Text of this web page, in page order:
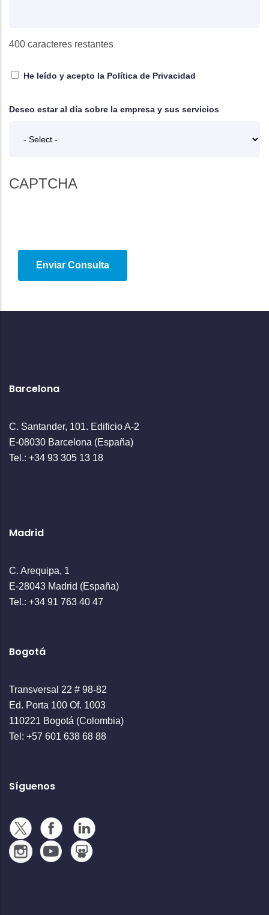
400 caracteres restantes
He leído y acepto la Política de Privacidad
Deseo estar al día sobre la empresa y sus servicios
CAPTCHA
Barcelona
C. Santander, 101. Edificio A-2
E-08030 Barcelona (España)
Tel.: +34 93 305 13 18
Madrid
C. Arequipa, 1
E-28043 Madrid (España)
Tel.: +34 91 763 40 47
Bogotá
Transversal 22 # 98-82
Ed. Porta 100 Of. 1003
110221 Bogotá (Colombia)
Tel: +57 601 638 68 88
Síguenos